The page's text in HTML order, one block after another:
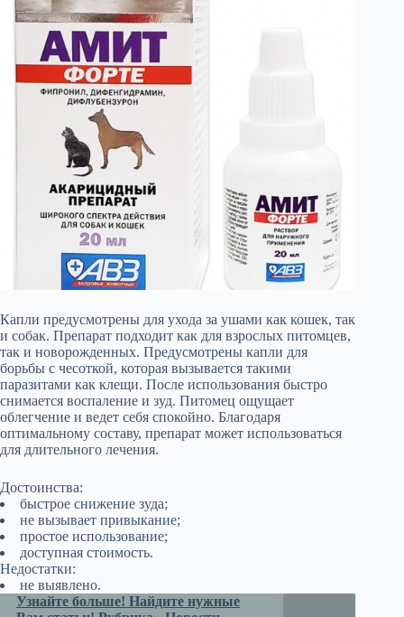
Капли предусмотрены для ухода за ушами как кошек, так
и собак. Препарат подходит как для взрослых питомцев,
так и новорожденных. Предусмотрены капли для
борьбы с чесоткой, которая вызывается такими
паразитами как клещи. После использования быстро
снимается воспаление и зуд. Питомец ощущает
облегчение и ведет себя спокойно. Благодаря
оптимальному составу, препарат может использоваться
для длительного лечения.
Достоинства:
быстрое снижение зуда;
не вызывает привыкание;
простое использование;
доступная стоимость.
Недостатки:
не выявлено.
Узнайте больше! Найдите нужные